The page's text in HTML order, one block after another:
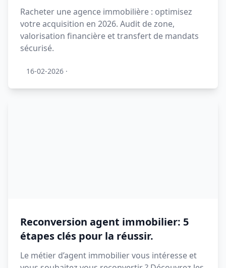
Racheter une agence immobilière : optimisez
votre acquisition en 2026. Audit de zone,
valorisation financière et transfert de mandats
sécurisé.
16-02-2026 ·
Reconversion agent immobilier: 5
étapes clés pour la réussir.
Le métier d’agent immobilier vous intéresse et